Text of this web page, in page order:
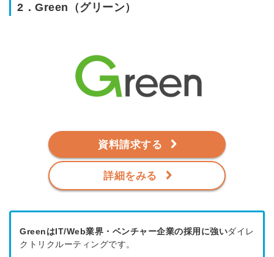
2．Green（グリーン）
資料請求する
詳細をみる
GreenはIT/Web業界・ベンチャー企業の採用に強いダイレ
クトリクルーティングです。